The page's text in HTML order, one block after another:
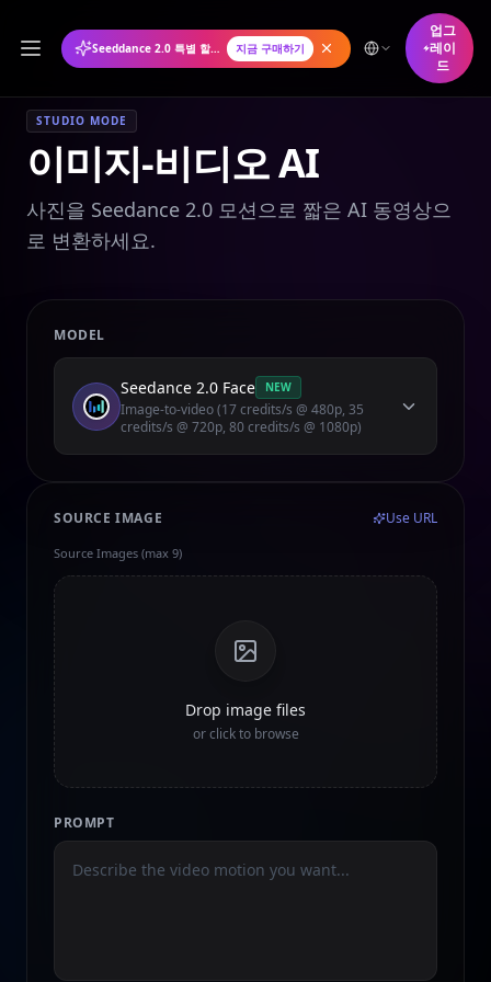
Seeddance 2.0 특별 할인: 연간 플랜 50% 할인 지금 구매하기
업그
레이
드
STUDIO MODE
이미지-비디오 AI
사진을 Seedance 2.0 모션으로 짧은 AI 동영상으
로 변환하세요.
MODEL
Seedance 2.0 Face NEW
Image-to-video (17 credits/s @ 480p, 35
credits/s @ 720p, 80 credits/s @ 1080p)
SOURCE IMAGE Use URL
Source Images (max 9)
Drop image files
or click to browse
PROMPT